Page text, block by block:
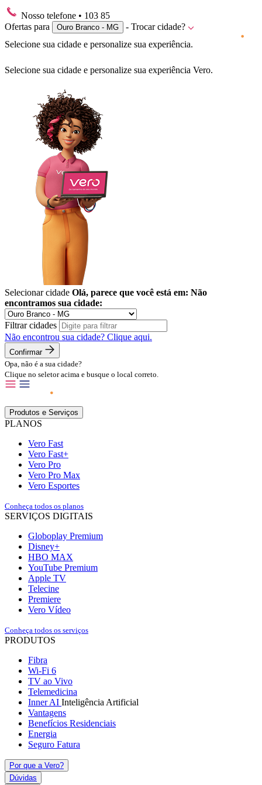
Nosso telefone • 103 85
Ofertas para
Ouro Branco - MG
- Trocar cidade?
Selecione sua cidade e personalize sua experiência.
Selecione sua cidade e personalize sua experiência Vero.
Selecionar cidade Olá, parece que você está em: Não
encontramos sua cidade:
Filtrar cidades
Não encontrou sua cidade? Clique aqui.
Confirmar
Opa, não é a sua cidade?
Clique no seletor acima e busque o local correto.
Produtos e Serviços
PLANOS
Vero Fast
Vero Fast+
Vero Pro
Vero Pro Max
Vero Esportes
Conheça todos os planos
SERVIÇOS DIGITAIS
Globoplay Premium
Disney+
HBO MAX
YouTube Premium
Apple TV
Telecine
Premiere
Vero Vídeo
Conheça todos os serviços
PRODUTOS
Fibra
Wi-Fi 6
TV ao Vivo
Telemedicina
Inner AI Inteligência Artificial
Vantagens
Benefícios Residenciais
Energia
Seguro Fatura
Por que a Vero?
Dúvidas